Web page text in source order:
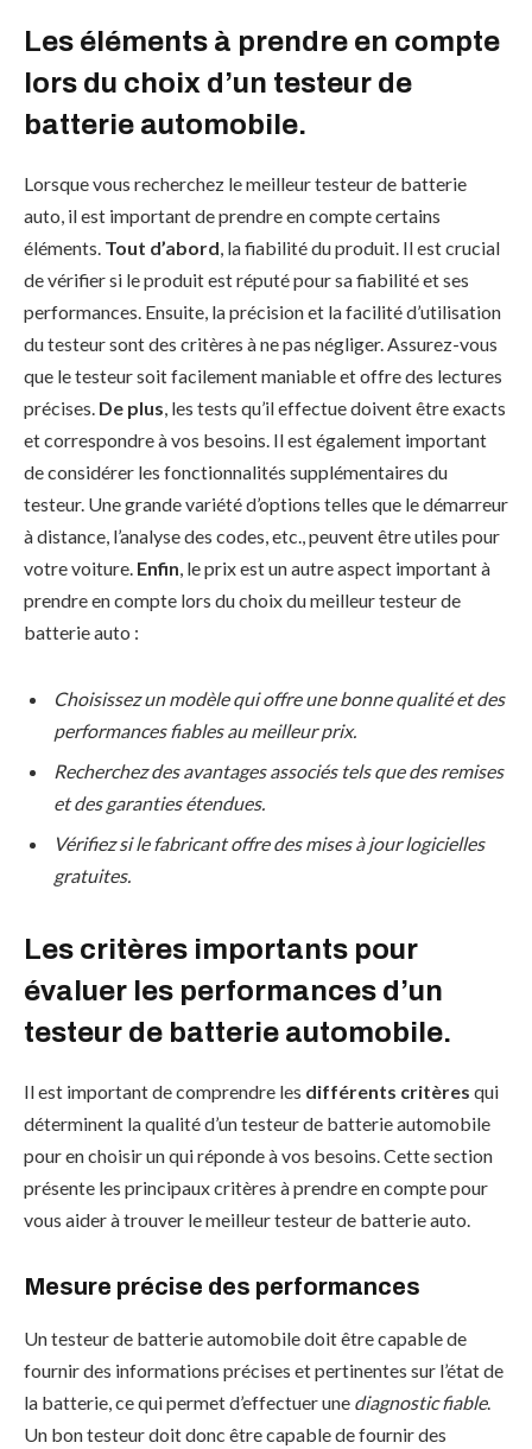
Les éléments à prendre en compte
lors du choix d’un testeur de
batterie automobile.
Lorsque vous recherchez le meilleur testeur de batterie
auto, il est important de prendre en compte certains
éléments. Tout d’abord, la fiabilité du produit. Il est crucial
de vérifier si le produit est réputé pour sa fiabilité et ses
performances. Ensuite, la précision et la facilité d’utilisation
du testeur sont des critères à ne pas négliger. Assurez-vous
que le testeur soit facilement maniable et offre des lectures
précises. De plus, les tests qu’il effectue doivent être exacts
et correspondre à vos besoins. Il est également important
de considérer les fonctionnalités supplémentaires du
testeur. Une grande variété d’options telles que le démarreur
à distance, l’analyse des codes, etc., peuvent être utiles pour
votre voiture. Enfin, le prix est un autre aspect important à
prendre en compte lors du choix du meilleur testeur de
batterie auto :
Choisissez un modèle qui offre une bonne qualité et des
performances fiables au meilleur prix.
Recherchez des avantages associés tels que des remises
et des garanties étendues.
Vérifiez si le fabricant offre des mises à jour logicielles
gratuites.
Les critères importants pour
évaluer les performances d’un
testeur de batterie automobile.
Il est important de comprendre les différents critères qui
déterminent la qualité d’un testeur de batterie automobile
pour en choisir un qui réponde à vos besoins. Cette section
présente les principaux critères à prendre en compte pour
vous aider à trouver le meilleur testeur de batterie auto.
Mesure précise des performances
Un testeur de batterie automobile doit être capable de
fournir des informations précises et pertinentes sur l’état de
la batterie, ce qui permet d’effectuer une diagnostic fiable.
Un bon testeur doit donc être capable de fournir des